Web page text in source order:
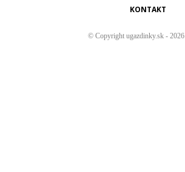
KONTAKT
© Copyright ugazdinky.sk - 2026